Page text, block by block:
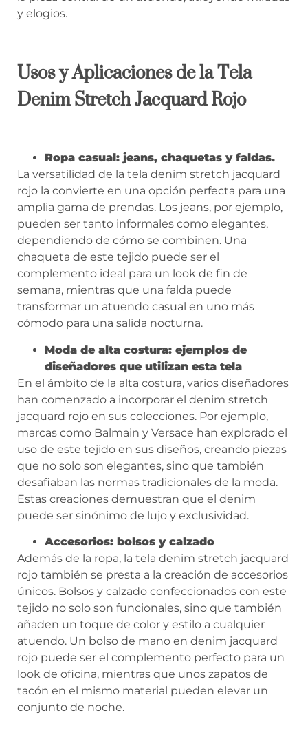
y elogios.
Usos y Aplicaciones de la Tela
Denim Stretch Jacquard Rojo
Ropa casual: jeans, chaquetas y faldas.
La versatilidad de la tela denim stretch jacquard
rojo la convierte en una opción perfecta para una
amplia gama de prendas. Los jeans, por ejemplo,
pueden ser tanto informales como elegantes,
dependiendo de cómo se combinen. Una
chaqueta de este tejido puede ser el
complemento ideal para un look de fin de
semana, mientras que una falda puede
transformar un atuendo casual en uno más
cómodo para una salida nocturna.
Moda de alta costura: ejemplos de
diseñadores que utilizan esta tela
En el ámbito de la alta costura, varios diseñadores
han comenzado a incorporar el denim stretch
jacquard rojo en sus colecciones. Por ejemplo,
marcas como Balmain y Versace han explorado el
uso de este tejido en sus diseños, creando piezas
que no solo son elegantes, sino que también
desafiaban las normas tradicionales de la moda.
Estas creaciones demuestran que el denim
puede ser sinónimo de lujo y exclusividad.
Accesorios: bolsos y calzado
Además de la ropa, la tela denim stretch jacquard
rojo también se presta a la creación de accesorios
únicos. Bolsos y calzado confeccionados con este
tejido no solo son funcionales, sino que también
añaden un toque de color y estilo a cualquier
atuendo. Un bolso de mano en denim jacquard
rojo puede ser el complemento perfecto para un
look de oficina, mientras que unos zapatos de
tacón en el mismo material pueden elevar un
conjunto de noche.